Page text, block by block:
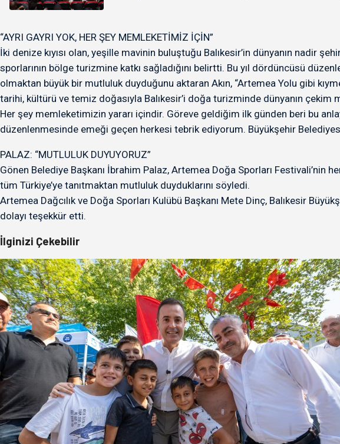
“AYRI GAYRI YOK, HER ŞEY MEMLEKETİMİZ İÇİN”
İki denize kıyısı olan, yeşille mavinin buluştuğu Balıkesir’in dünyanın nadir
sporlarının bölge turizmine katkı sağladığını belirtti. Bu yıl dördüncüsü
olmaktan büyük bir mutluluk duyduğunu aktaran Akın, “Artemea Yolu gibi
tarihi, kültürü ve temiz doğasıyla Balıkesir’i doğa turizminde dünyanın çekim
Her şey memleketimizin yararı içindir. Göreve geldiğim ilk günden beri bu
düzenlenmesinde emeği geçen herkesi tebrik ediyorum. Büyükşehir
PALAZ: “MUTLULUK DUYUYORUZ”
Gönen Belediye Başkanı İbrahim Palaz, Artemea Doğa Sporları Festivali’nin
tüm Türkiye’ye tanıtmaktan mutluluk duyduklarını söyledi.
Artemea Dağcılık ve Doğa Sporları Kulübü Başkanı Mete Dinç, Balıkesir
dolayı teşekkür etti.
İlginizi Çekebilir